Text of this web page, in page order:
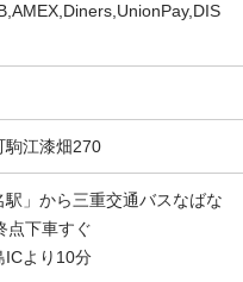
駒江漆畑270
」から三重交通バスなばな
点下車すぐ
ICより10分